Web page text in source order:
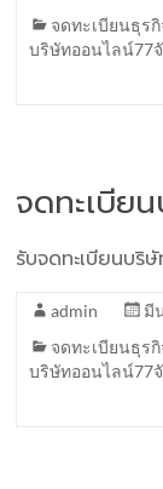
จดทะเบียนธุร
บริษัทออนไลน์77
จดทะเบีย
รับจดทะเบียนบริ
admin
มี
จดทะเบียนธุร
บริษัทออนไลน์77